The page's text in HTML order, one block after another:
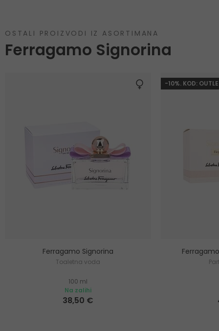
OSTALI PROIZVODI IZ ASORTIMANA
Ferragamo Signorina
Ferragamo Signorina
Toaletna voda
100 ml
Na zalihi
38,50 €
-10%. KOD: